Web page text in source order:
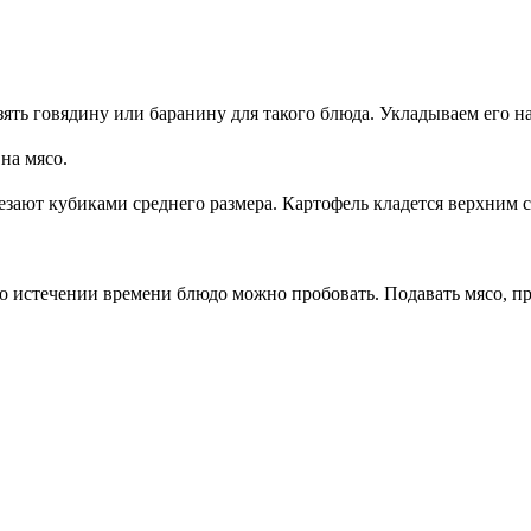
говядину или баранину для такого блюда. Укладываем его
мясо.
кубиками среднего размера. Картофель кладется верхним
времени блюдо можно пробовать. Подавать мясо,